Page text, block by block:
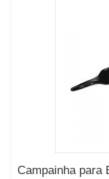
Campainha para